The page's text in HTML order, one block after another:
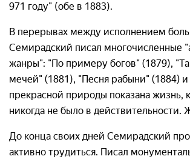
971 году" (обе в 1883).
В перерывах между исполнением
Семирадский писал многочисленные
жанры": "По примеру богов" (1879),
мечей" (1881), "Песня рабыни" (1884)
прекрасной природы показана жизнь,
никогда не было в действительности.
До конца своих дней Семирадский
активно трудиться. Писал